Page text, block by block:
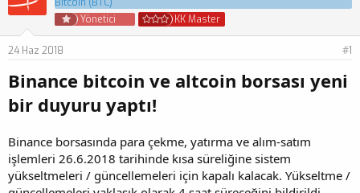
u
u
b
ş
l
a
a
n
a
n
g
r
h
i
Yönetici
KK Master
24 Haz 2018 #1
Binance bitcoin ve altcoin borsası yeni
bir duyuru yaptı!
Binance borsasında para çekme, yatırma ve alım-satım
işlemleri 26.6.2018 tarihinde kısa süreliğine sistem
yükseltmeleri / güncellemeleri için kapalı kalacak. Yükseltme /